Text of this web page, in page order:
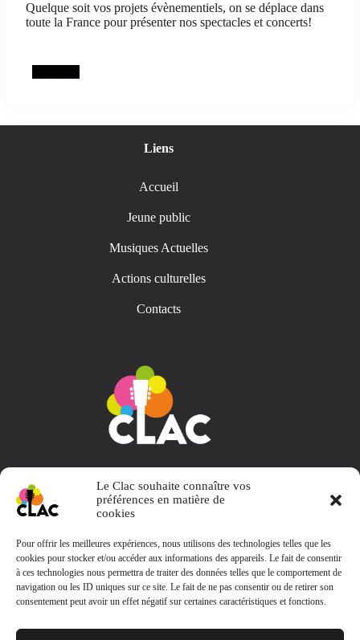
Le Clac souhaite connaître vos
préférences en matière de
cookies
Pour offrir les meilleures expériences, nous utilisons des technologies telles que les
cookies pour stocker et/ou accéder aux informations des appareils. Le fait de consentir
à ces technologies nous permettra de traiter des données telles que le comportement de
navigation ou les ID uniques sur ce site. Le fait de ne pas consentir ou de retirer son
consentement peut avoir un effet négatif sur certaines caractéristiques et fonctions.
Quelque soit vos projets évènementiels, on se déplace dans
toute la France pour présenter nos spectacles et concerts!
Liens
Accueil
Jeune public
Musiques Actuelles
Actions culturelles
Contacts
Contact
clacbooking@gmail.com